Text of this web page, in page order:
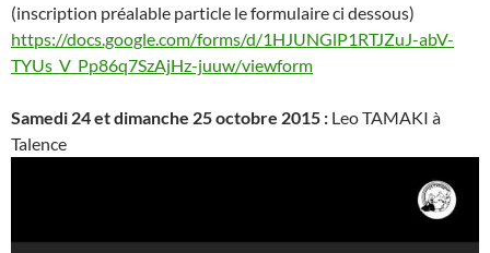
(inscription préalable particle le formulaire ci dessous)
https://docs.google.com/forms/d/1HJUNGlP1RTJZuJ-abV-
TYUs_V_Pp86q7SzAjHz-juuw/viewform
Samedi 24 et dimanche 25 octobre 2015 : Leo TAMAKI à
Talence